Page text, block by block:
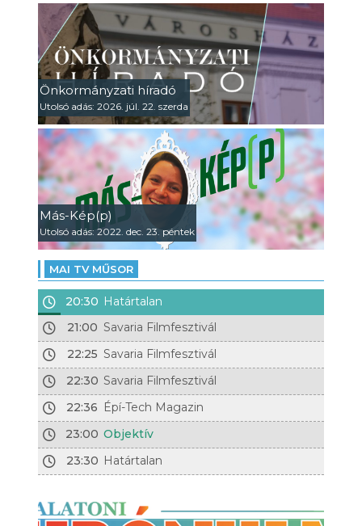
Önkormányzati híradó
Utolsó adás: 2026. júl. 22. szerda
Más-Kép(p)
Utolsó adás: 2022. dec. 23. péntek
MAI TV MŰSOR
20:30 Határtalan
21:00 Savaria Filmfesztivál
22:25 Savaria Filmfesztivál
22:30 Savaria Filmfesztivál
22:36 Épí-Tech Magazin
23:00 Objektív
23:30 Határtalan